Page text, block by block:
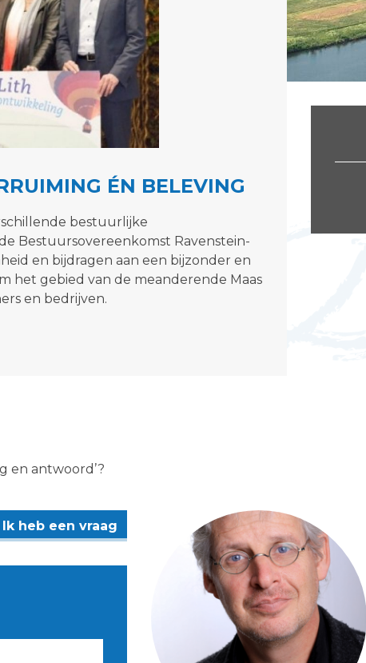
ÉN BELEVING
bestuurlijke
Bestuursovereenkomst Ravenstein-
en bijdragen aan een bijzonder en
het gebied van de meanderende Maas
en bedrijven.
en antwoord’?
Ik heb een vraag